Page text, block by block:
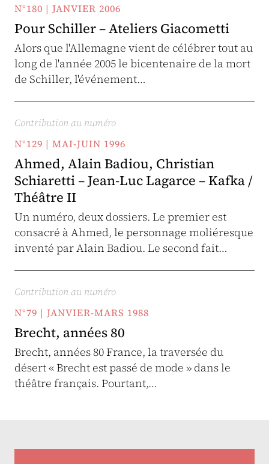
N°180 | JANVIER 2006
Pour Schiller – Ateliers Giacometti
Alors que l'Allemagne vient de célébrer tout au
long de l'année 2005 le bicentenaire de la mort
de Schiller, l'événement…
Contribution au numéro
N°129 | MAI-JUIN 1996
Ahmed, Alain Badiou, Christian
Schiaretti – Jean-Luc Lagarce – Kafka /
Théâtre II
Un numéro, deux dossiers. Le premier est
consacré à Ahmed, le personnage moliéresque
inventé par Alain Badiou. Le second fait…
Contribution au numéro
N°79 | JANVIER-MARS 1988
Brecht, années 80
Brecht, années 80 France, la traversée du
désert « Brecht est passé de mode » dans le
théâtre français. Pourtant,…